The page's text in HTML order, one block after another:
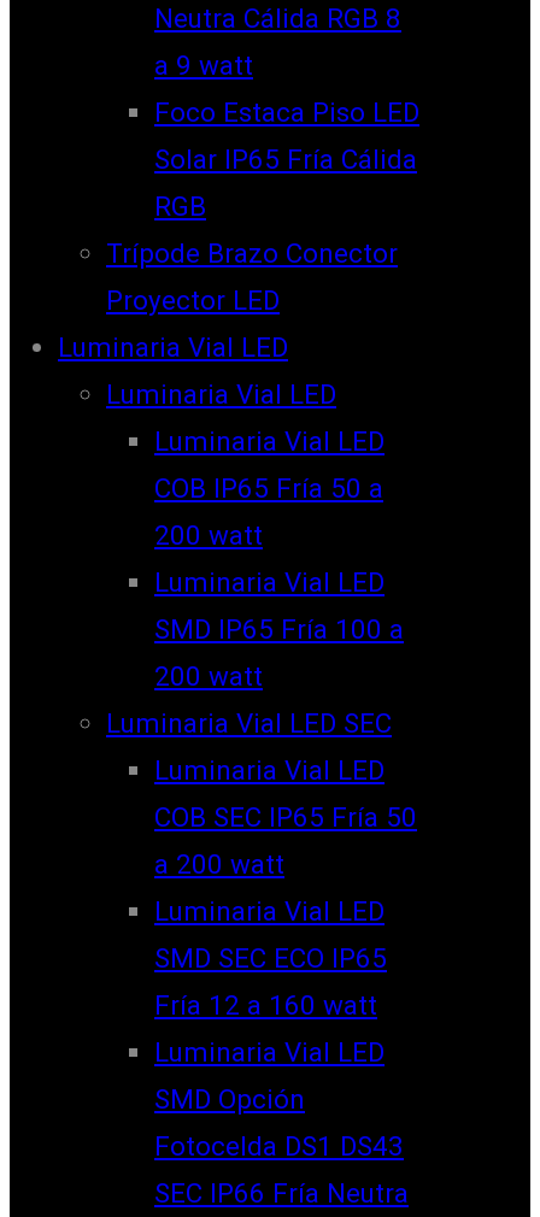
Neutra Cálida RGB 8
a 9 watt
Foco Estaca Piso LED
Solar IP65 Fría Cálida
RGB
Trípode Brazo Conector
Proyector LED
Luminaria Vial LED
Luminaria Vial LED
Luminaria Vial LED
COB IP65 Fría 50 a
200 watt
Luminaria Vial LED
SMD IP65 Fría 100 a
200 watt
Luminaria Vial LED SEC
Luminaria Vial LED
COB SEC IP65 Fría 50
a 200 watt
Luminaria Vial LED
SMD SEC ECO IP65
Fría 12 a 160 watt
Luminaria Vial LED
SMD Opción
Fotocelda DS1 DS43
SEC IP66 Fría Neutra